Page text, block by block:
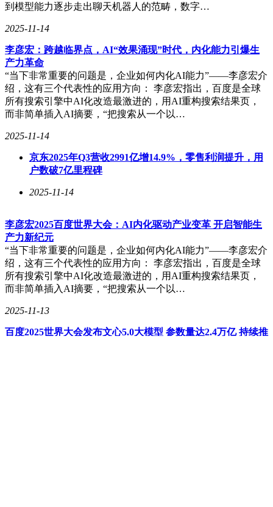
到模型能力逐步走出聊天机器人的范畴，数字…
2025-11-14
李彦宏：跨越临界点，AI“效果涌现”时代，内化能力引爆生
产力革命
“当下非常重要的问题是，企业如何内化AI能力”——李彦宏介
绍，这有三个代表性的应用方向： 李彦宏指出，百度是全球
所有搜索引擎中AI化改造最激进的，用AI重构搜索结果页，
而非简单插入AI摘要，“把搜索从一个以…
2025-11-14
京东2025年Q3营收2991亿增14.9%，零售利润提升，用
户数破7亿里程碑
2025-11-14
李彦宏2025百度世界大会：AI内化驱动产业变革 开启智能生
产力新纪元
“当下非常重要的问题是，企业如何内化AI能力”——李彦宏介
绍，这有三个代表性的应用方向： 李彦宏指出，百度是全球
所有搜索引擎中AI化改造最激进的，用AI重构搜索结果页，
而非简单插入AI摘要，“把搜索从一个以…
2025-11-13
百度2025世界大会发布文心5.0大模型 参数量达2.4万亿 持续推